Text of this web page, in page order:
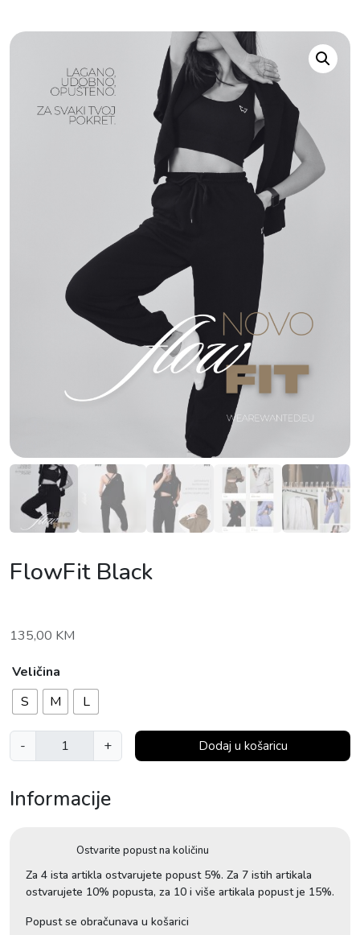
FlowFit Black
135,00 KM
Veličina
S
M L
-
l
w
+ Dodaj u košaricu
Informacije
Ostvarite popust na količinu
Za 4 ista artikla ostvarujete popust 5%. Za 7 istih artikala
ostvarujete 10% popusta, za 10 i više artikala popust je 15%.
Popust se obračunava u košarici